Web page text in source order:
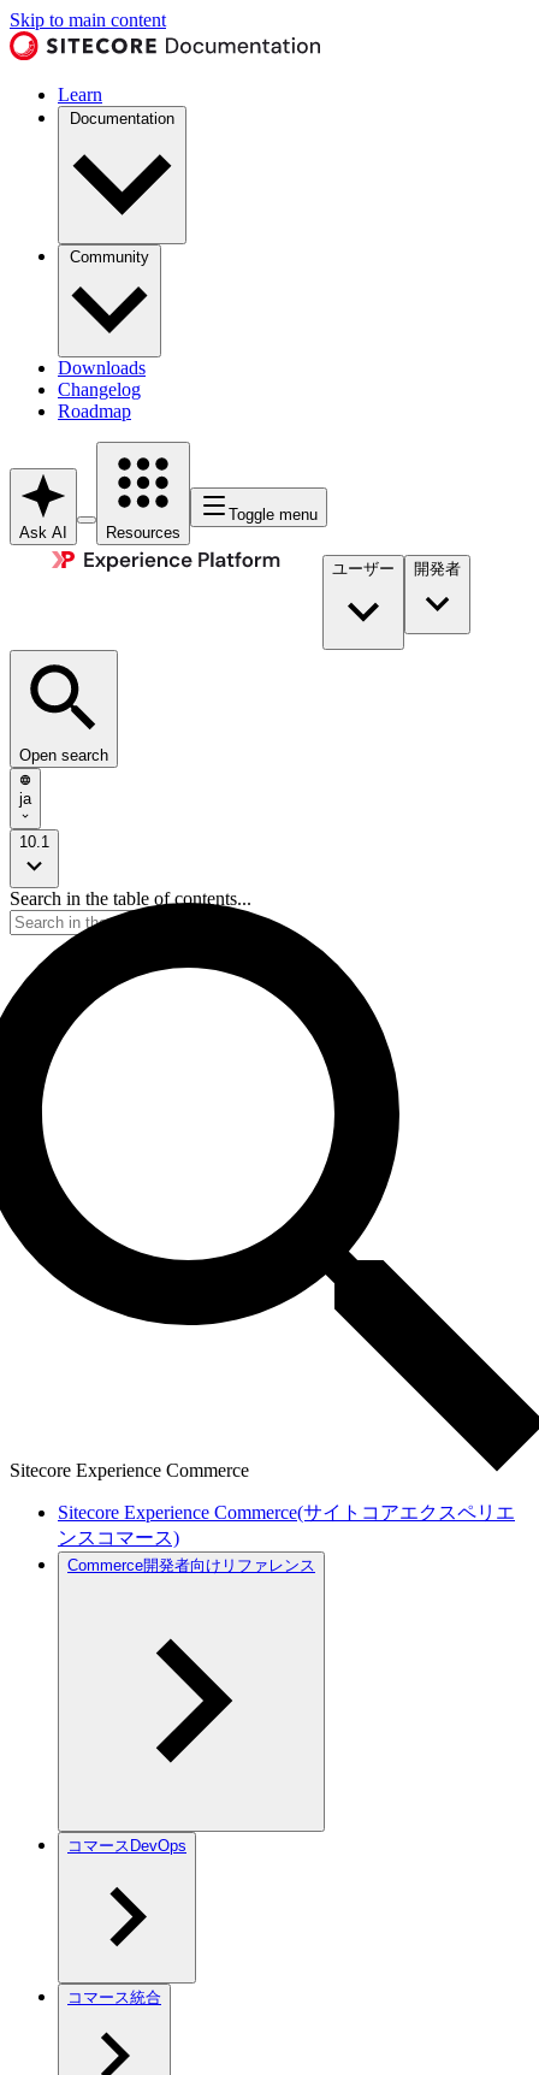
Skip to main content
Learn
Documentation
Community
Downloads
Changelog
Roadmap
Ask AI Resources
Toggle menu
ユーザー 開発者​
Open search
ja
10.1
Search in the table of contents...
Sitecore Experience Commerce
Sitecore Experience Commerce(サイトコアエクスペリエ
ンスコマース)
Commerce開発者向けリファレンス
コマースDevOps
コマース統合